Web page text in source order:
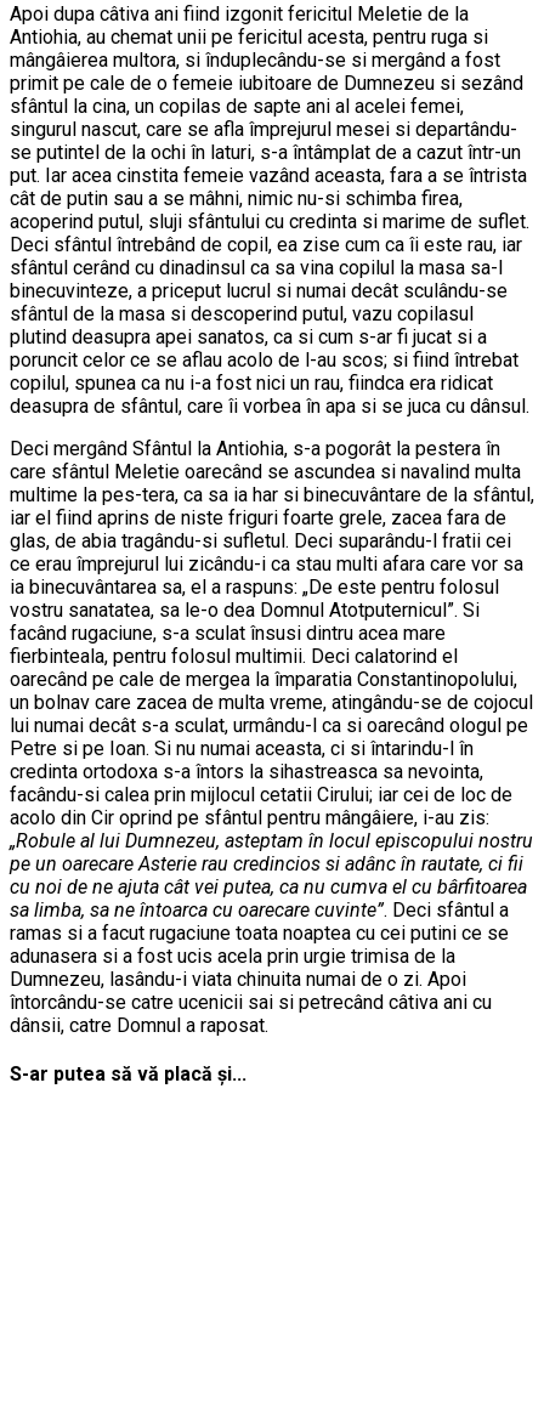
Apoi dupa câtiva ani fiind izgonit fericitul Meletie de la
Antiohia, au chemat unii pe fericitul acesta, pentru ruga si
mângâierea multora, si înduplecându-se si mergând a fost
primit pe cale de o femeie iubitoare de Dumnezeu si sezând
sfântul la cina, un copilas de sapte ani al acelei femei,
singurul nascut, care se afla împrejurul mesei si departându-
se putintel de la ochi în laturi, s-a întâmplat de a cazut într-un
put. Iar acea cinstita femeie vazând aceasta, fara a se întrista
cât de putin sau a se mâhni, nimic nu-si schimba firea,
acoperind putul, sluji sfântului cu credinta si marime de suflet.
Deci sfântul întrebând de copil, ea zise cum ca îi este rau, iar
sfântul cerând cu dinadinsul ca sa vina copilul la masa sa-l
binecuvinteze, a priceput lucrul si numai decât sculându-se
sfântul de la masa si descoperind putul, vazu copilasul
plutind deasupra apei sanatos, ca si cum s-ar fi jucat si a
poruncit celor ce se aflau acolo de l-au scos; si fiind întrebat
copilul, spunea ca nu i-a fost nici un rau, fiindca era ridicat
deasupra de sfântul, care îi vorbea în apa si se juca cu dânsul.
Deci mergând Sfântul la Antiohia, s-a pogorât la pestera în
care sfântul Meletie oarecând se ascundea si navalind multa
multime la pes-tera, ca sa ia har si binecuvântare de la sfântul,
iar el fiind aprins de niste friguri foarte grele, zacea fara de
glas, de abia tragându-si sufletul. Deci suparându-l fratii cei
ce erau împrejurul lui zicându-i ca stau multi afara care vor sa
ia binecuvântarea sa, el a raspuns: „De este pentru folosul
vostru sanatatea, sa le-o dea Domnul Atotputernicul”. Si
facând rugaciune, s-a sculat însusi dintru acea mare
fierbinteala, pentru folosul multimii. Deci calatorind el
oarecând pe cale de mergea la împaratia Constantinopolului,
un bolnav care zacea de multa vreme, atingându-se de cojocul
lui numai decât s-a sculat, urmându-l ca si oarecând ologul pe
Petre si pe Ioan. Si nu numai aceasta, ci si întarindu-l în
credinta ortodoxa s-a întors la sihastreasca sa nevointa,
facându-si calea prin mijlocul cetatii Cirului; iar cei de loc de
acolo din Cir oprind pe sfântul pentru mângâiere, i-au zis:
„Robule al lui Dumnezeu, asteptam în locul episcopului nostru
pe un oarecare Asterie rau credincios si adânc în rautate, ci fii
cu noi de ne ajuta cât vei putea, ca nu cumva el cu bârfitoarea
sa limba, sa ne întoarca cu oarecare cuvinte”. Deci sfântul a
ramas si a facut rugaciune toata noaptea cu cei putini ce se
adunasera si a fost ucis acela prin urgie trimisa de la
Dumnezeu, lasându-i viata chinuita numai de o zi. Apoi
întorcându-se catre ucenicii sai si petrecând câtiva ani cu
dânsii, catre Domnul a raposat.
S-ar putea să vă placă și...